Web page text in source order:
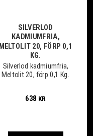
SILVERLOD
KADMIUMFRIA,
MELTOLIT 20, FÖRP 0,1
KG.
Silverlod kadmiumfria,
Meltolit 20, förp 0,1 Kg.
638 KR